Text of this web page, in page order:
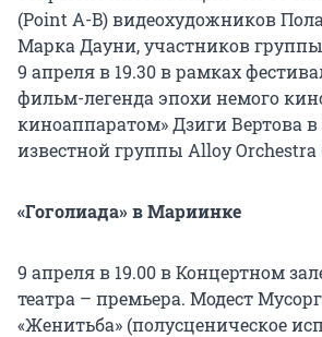
(Point A-B) видеохудожников
Марка Дауни, участников группы
9 апреля в 19.30 в рамках
фильм-легенда эпохи немого
киноаппаратом» Дзиги Вертова
известной группы Alloy
«Гоголиада» в Мариинке
9 апреля в 19.00 в Концертном
театра – премьера. Модест
«Женитьба» (полусценическое